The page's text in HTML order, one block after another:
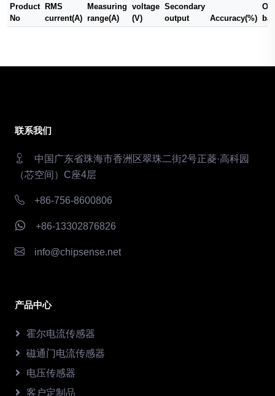
Product
No
RMS
current(A)
Measuring
range(A)
voltage
(V)
Secondary
output
Accuracy(%)
联系我们
中国广东省珠海市香洲区翠珠二街2号正菱·高科园
（芯空间）C座4层
+86-756-8600806
+86-13302876826
info@chipsense.net
产品中心
霍尔电流传感器
磁通门电流传感器
电压传感器
客户定制品